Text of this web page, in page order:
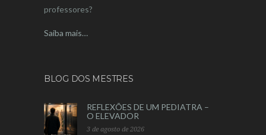
professores?
Saiba mais…
BLOG DOS MESTRES
REFLEXÕES DE UM PEDIATRA –
O ELEVADOR
3 de agosto de 2026